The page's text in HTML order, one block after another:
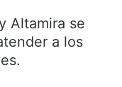
Altamira se
a los